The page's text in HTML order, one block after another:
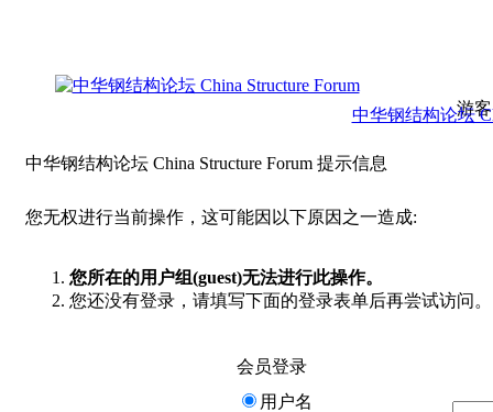
游
中华钢结构论坛
中华钢结构论坛 China Structure Forum 提示信息
您无权进行当前操作，这可能因以下原因之一造成:
您所在的用户组(guest)无法进行此操作。
您还没有登录，请填写下面的登录表单后再尝试访问。
会员登录
用户名